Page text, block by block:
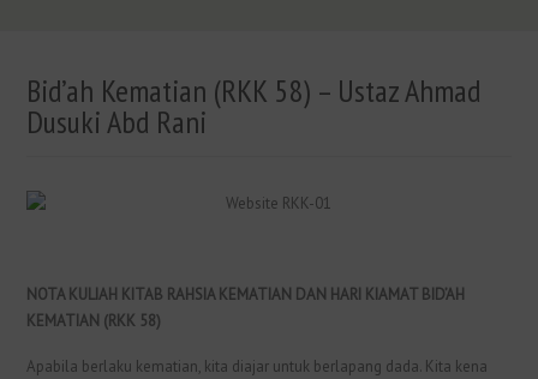
Bid’ah Kematian (RKK 58) – Ustaz Ahmad
Dusuki Abd Rani
NOTA KULIAH KITAB RAHSIA KEMATIAN DAN HARI KIAMAT BID’AH
KEMATIAN (RKK 58)
Apabila berlaku kematian, kita diajar untuk berlapang dada. Kita kena